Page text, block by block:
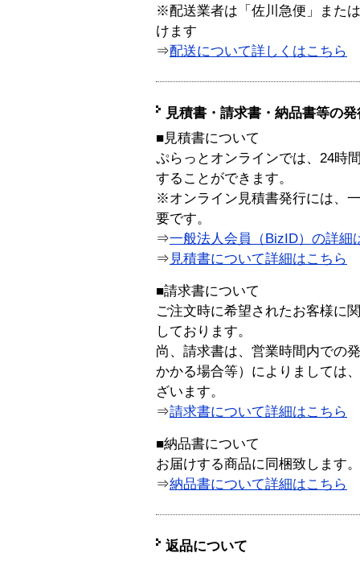
※配送業者は「佐川急便」また
けます
⇒配送について詳しくはこちら
見積書・請求書・納品書等の
■見積書について
ぷらっとオンラインでは、24時
することができます。
※オンライン見積書発行には、
要です。
⇒一般法人会員（BizID）の詳細
⇒ 見積書について詳細はこちら
■請求書について
ご注文時に希望されたお客様に
しております。
尚、請求書は、営業時間内での
かかる場合等）によりましては
ざいます。
⇒請求書について詳細はこちら
■納品書について
お届けする商品に同梱致します。
⇒納品書について詳細はこちら
返品について